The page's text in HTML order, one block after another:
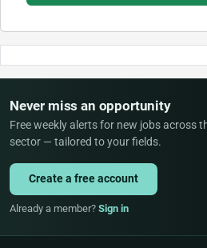
Never miss an opportunity
Free weekly alerts for new jobs across
sector — tailored to your fields.
Create a free account
Already a member? Sign in